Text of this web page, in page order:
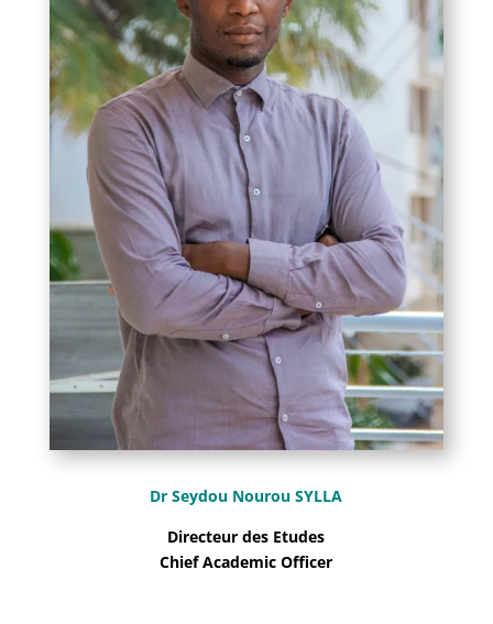
Dr Seydou Nourou SYLLA
Directeur des Etudes
Chief Academic Officer